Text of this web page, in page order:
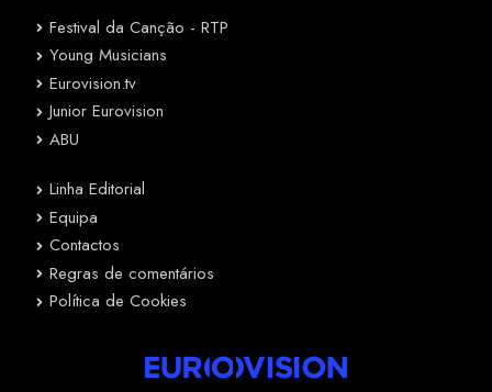
Festival da Canção - RTP
Young Musicians
Eurovision.tv
Junior Eurovision
ABU
Linha Editorial
Equipa
Contactos
Regras de comentários
Política de Cookies